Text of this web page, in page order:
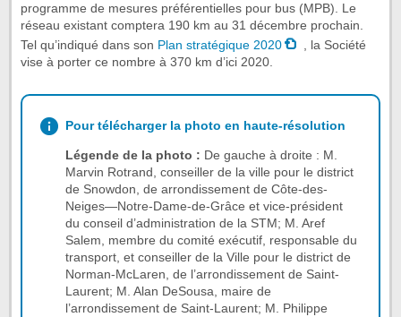
programme de mesures préférentielles pour bus (MPB). Le
réseau existant comptera 190 km au 31 décembre prochain.
Tel qu’indiqué dans son Plan stratégique 2020
, la Société
vise à porter ce nombre à 370 km d’ici 2020.
Pour télécharger la photo en haute-résolution
Légende de la photo : De gauche à droite : M.
Marvin Rotrand, conseiller de la ville pour le district
de Snowdon, de arrondissement de Côte-des-
Neiges—Notre-Dame-de-Grâce et vice-président
du conseil d’administration de la STM; M. Aref
Salem, membre du comité exécutif, responsable du
transport, et conseiller de la Ville pour le district de
Norman-McLaren, de l’arrondissement de Saint-
Laurent; M. Alan DeSousa, maire de
l’arrondissement de Saint-Laurent; M. Philippe